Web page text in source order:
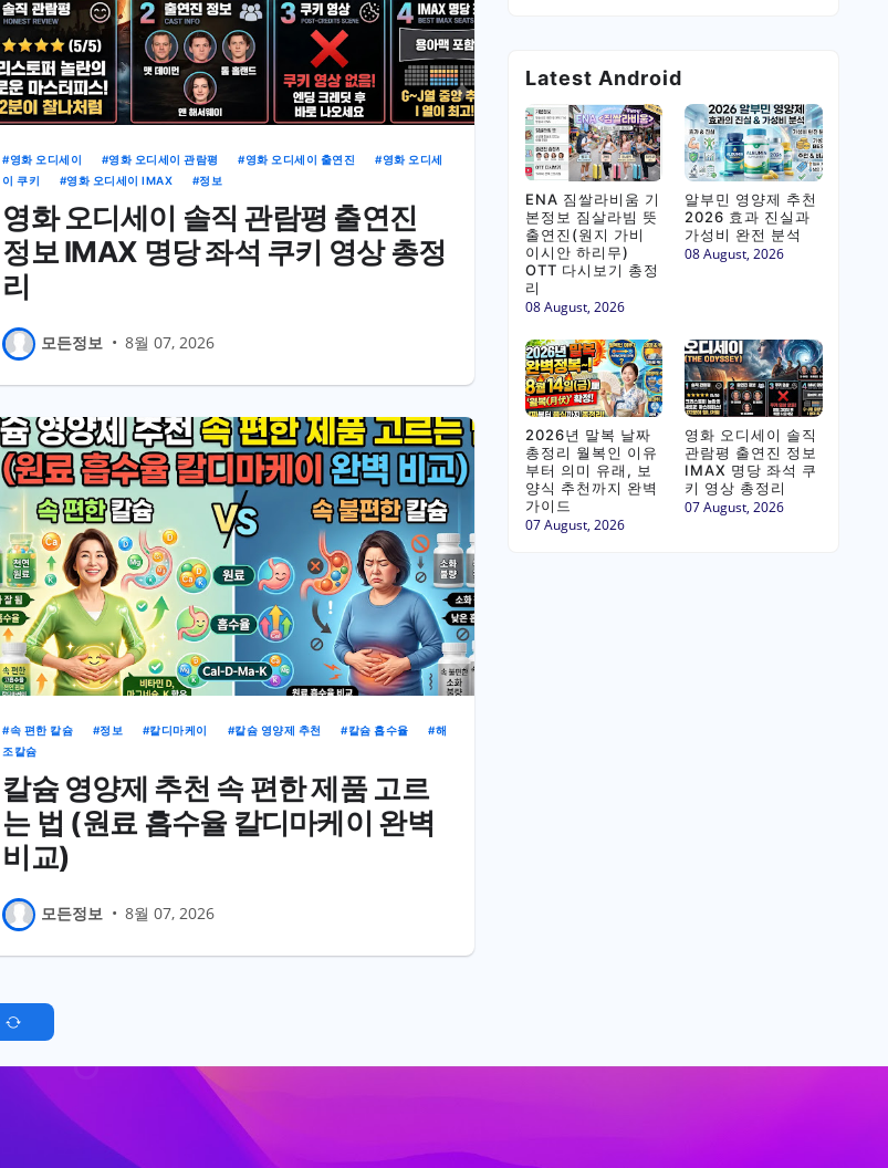
영화 오디세이 영화 오디세이 관람평 영화 오디세이 출연진
영화 오디세
이 쿠키
영화 오디세이 IMAX 정보
영화 오디세이 솔직 관람평 출연진
정보 IMAX 명당 좌석 쿠키 영상 총정
리
모든정보 • 8월 07, 2026
속 편한 칼슘 정보 칼디마케이 칼슘 영양제 추천 칼슘 흡수율
해
조칼슘
칼슘 영양제 추천 속 편한 제품 고르
는 법 (원료 흡수율 칼디마케이 완벽
비교)
모든정보 • 8월 07, 2026
Latest Android
ENA 짐쌀라비움 기
본정보 짐살라빔 뜻
출연진(원지 가비
이시안 하리무)
OTT 다시보기 총정
리
08 August, 2026
알부민 영양제 추천
2026 효과 진실과
가성비 완전 분석
08 August, 2026
2026년 말복 날짜
총정리 월복인 이유
부터 의미 유래, 보
양식 추천까지 완벽
가이드
07 August, 2026
영화 오디세이 솔직
관람평 출연진 정보
IMAX 명당 좌석 쿠
키 영상 총정리
07 August, 2026